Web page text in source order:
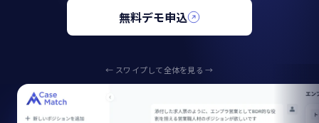
無料デモ申込
← スワイプして全体を見る →